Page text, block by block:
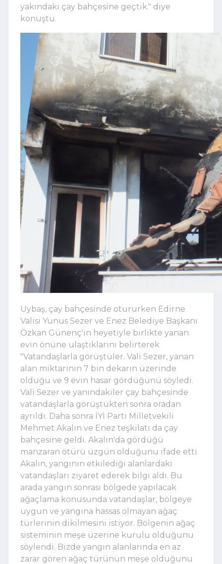
yakındaki çay bahçesine geçtik." diye
konuştu.
Uybaş, çay bahçesinde otururken Edirne
Valisi Yunus Sezer ve Enez Belediye Başkanı
Özkan Günenç'in heyetiyle birlikte yanan
evin önüne ulaştıklarını belirterek
"Vatandaşlarla görüştüler. Vali Sezer, yanan
alan miktarının 7 bin dekarın üzerinde
olduğu ve 9 evin hasar gördüğünü söyledi.
Vali Sezer ve yanındakiler çay bahçesinde
vatandaşlarla görüştükten sonra oradan
ayrıldı. Daha sonra İYİ Parti Milletvekili
Mehmet Akalın ve Enez teşkilatı da çay
bahçesine geldi. Akalın'da gördüğü
manzaran ötürü üzgün olduğunu ifade etti.
Akalın, yangının etkilediği alanlardaki
vatandaşları ziyaret ederek bilgi aldı. Bu
arada yangın sonrası bölgede yapılacak
ağaçlama konusunda vatandaşlar, bölgeye
uygun ve yangına hassas olmayan ağaç
türlerinin dikilmesini istiyor. Bölgenin ağaç
sisteminin meşe üzerine kurulu olduğunu
söylendi. Bizde yangın alanlarında en az
zarar gören ağaç türünün meşe olduğunu